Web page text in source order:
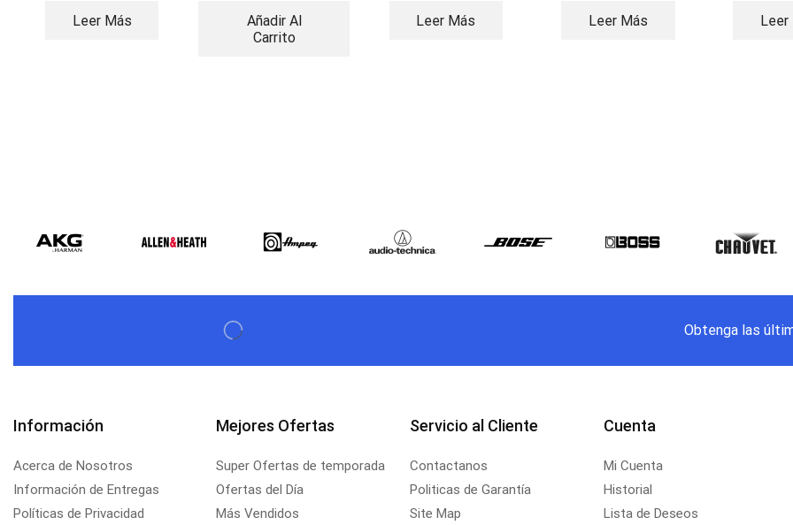
Leer Más
Añadir Al
Carrito
Leer Más Leer Más Leer
Obtenga las
Información
Acerca de Nosotros
Información de Entregas
Políticas de Privacidad
Mejores Ofertas
Super Ofertas de temporada
Ofertas del Día
Más Vendidos
Servicio al Cliente
Contactanos
Politicas de Garantía
Site Map
Cuenta
Mi Cuenta
Historial
Lista de Deseos